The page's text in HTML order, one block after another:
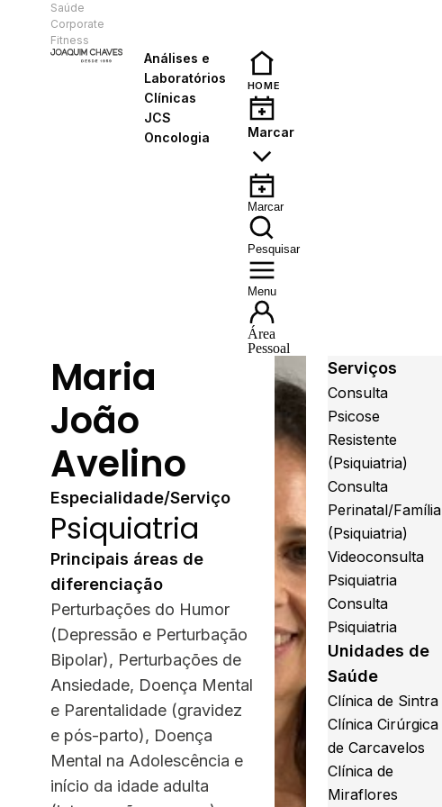
Saúde
Corporate
Fitness
Análises e
Laboratórios
Clínicas
JCS
Oncologia
HOME
Marcar
Marcar
Pesquisar
Menu
Área
Pessoal
Maria
João
Avelino
Especialidade/Serviço
Psiquiatria
Principais áreas de
diferenciação
Perturbações do Humor
(Depressão e Perturbação
Bipolar), Perturbações de
Ansiedade, Doença Mental
e Parentalidade (gravidez
e pós-parto), Doença
Mental na Adolescência e
início da idade adulta
Serviços
Consulta
Psicose
Resistente
(Psiquiatria)
Consulta
Perinatal/Família
(Psiquiatria)
Videoconsulta
Psiquiatria
Consulta
Psiquiatria
Unidades de
Saúde
Clínica de Sintra
Clínica Cirúrgica
de Carcavelos
Clínica de
Miraflores